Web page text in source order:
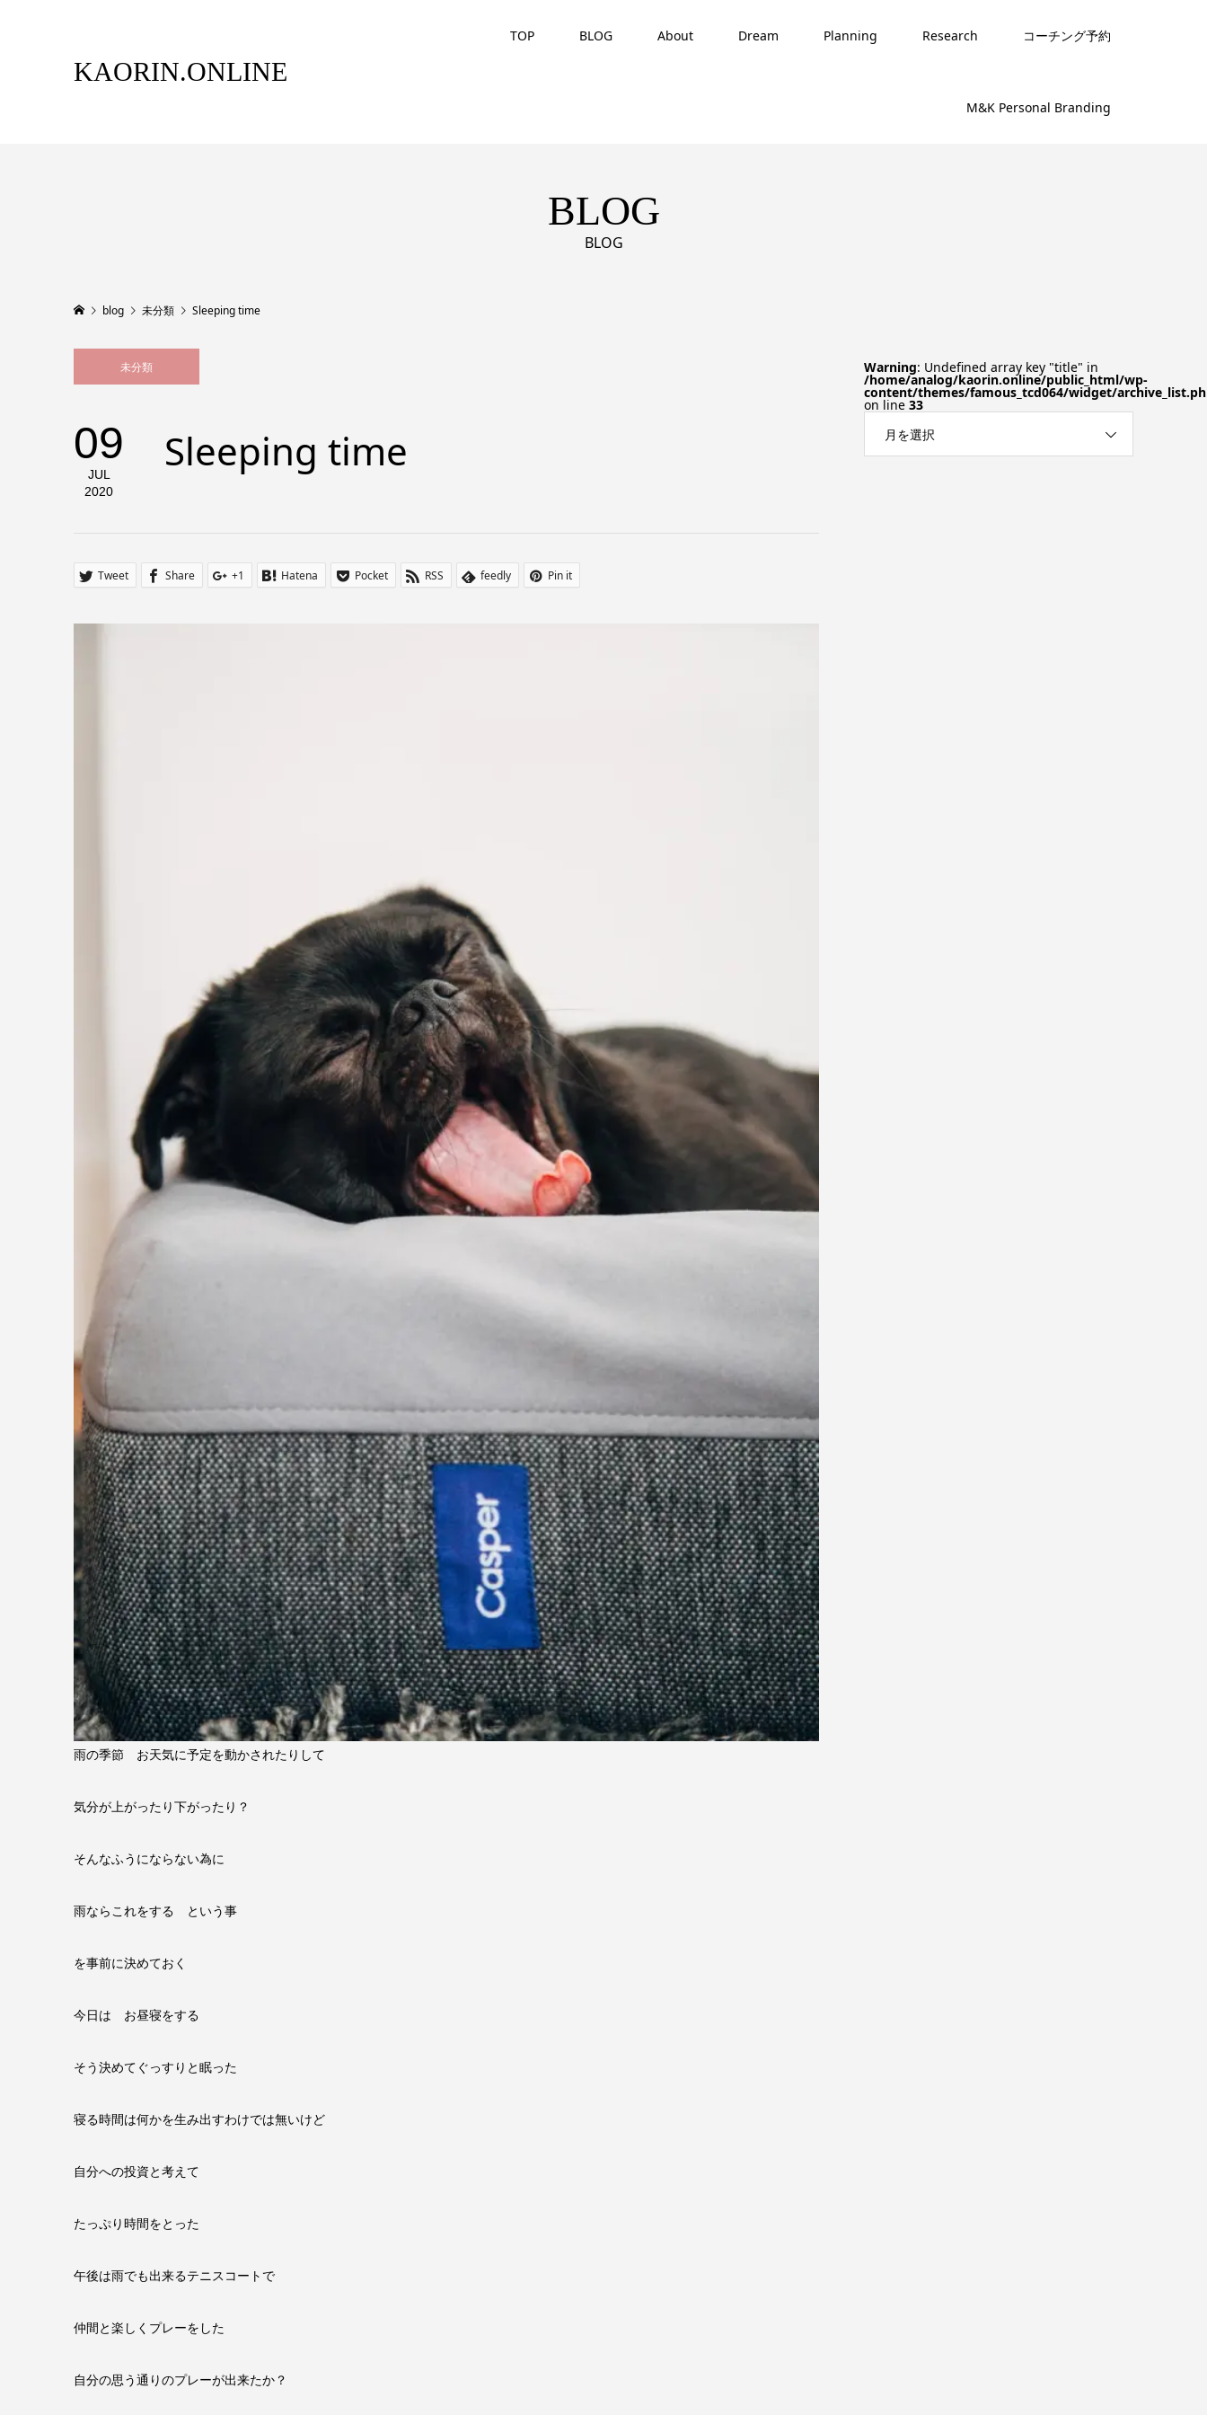
KAORIN.ONLINE
TOP BLOG About Dream Planning Research コーチング予約
M&K Personal Branding
BLOG
BLOG
blog 未分類 Sleeping time
未分類
09
JUL
2020
Sleeping time
Tweet Share +1 Hatena Pocket RSS feedly Pin it
雨の季節 お天気に予定を動かされたりして
気分が上がったり下がったり？
そんなふうにならない為に
雨ならこれをする という事
を事前に決めておく
今日は お昼寝をする
そう決めてぐっすりと眠った
寝る時間は何かを生み出すわけでは無いけど
自分への投資と考えて
たっぷり時間をとった
午後は雨でも出来るテニスコートで
仲間と楽しくプレーをした
自分の思う通りのプレーが出来たか？
Warning: Undefined array key "title" in
/home/analog/kaorin.online/public_html/wp-
content/themes/famous_tcd064/widget/
on line 33
月を選択